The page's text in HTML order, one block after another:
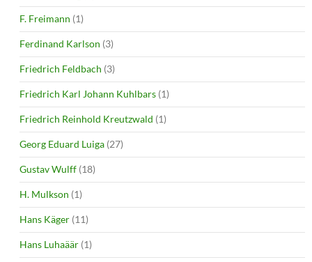
F. Freimann (1)
Ferdinand Karlson (3)
Friedrich Feldbach (3)
Friedrich Karl Johann Kuhlbars (1)
Friedrich Reinhold Kreutzwald (1)
Georg Eduard Luiga (27)
Gustav Wulff (18)
H. Mulkson (1)
Hans Käger (11)
Hans Luhaäär (1)